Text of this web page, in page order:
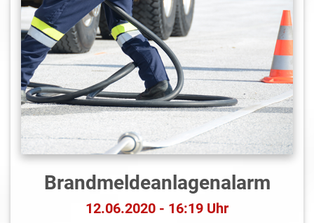
Brandmeldeanlagen­alarm
12.06.2020 - 16:19 Uhr